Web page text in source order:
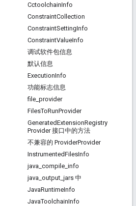
CctoolchainInfo
ConstraintCollection
ConstraintSettingInfo
ConstraintValueInfo
调试软件包信息
默认信息
ExecutionInfo
功能标志信息
file provider
FilesToRunProvider
GeneratedExtensionRegistry
Provider 接口中的方法
不兼容的 ProviderProvider
InstrumentedFilesInfo
java compile info
java output jars 中
JavaRuntimeInfo
JavaToolchainInfo